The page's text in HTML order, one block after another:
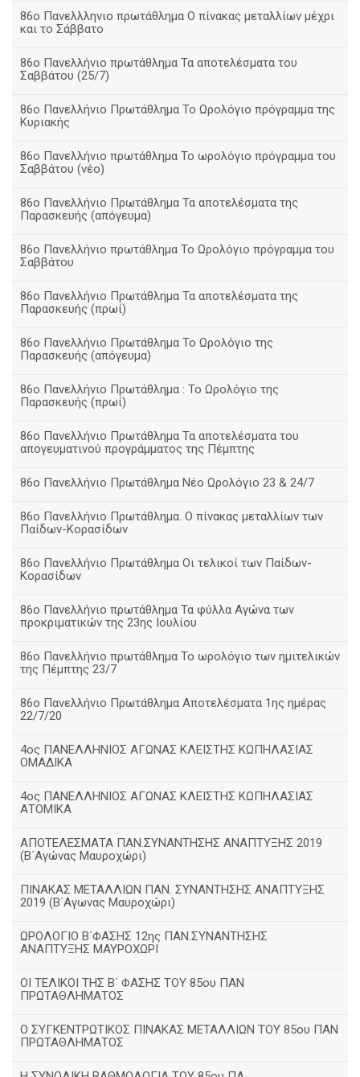
86ο Πανελλληνιο πρωτάθλημα Ο πίνακας μεταλλίων μέχρι
και το Σάββατο
86ο Πανελλήνιο πρωτάθλημα Τα αποτελέσματα του
Σαββάτου (25/7)
86o Πανελλήνιο Πρωτάθλημα Το Ωρολόγιο πρόγραμμα της
Κυριακής
86ο Πανελλήνιο πρωτάθλημα Το ωρολόγιο πρόγραμμα του
Σαββάτου (νέο)
86ο Πανελλήνιο Πρωτάθλημα Τα αποτελέσματα της
Παρασκευής (απόγευμα)
86ο Πανελλήνιο πρωτάθλημα Το Ωρολόγιο πρόγραμμα του
Σαββάτου
86ο Πανελλήνιο Πρωτάθλημα Τα αποτελέσματα της
Παρασκευής (πρωί)
86ο Πανελλήνιο Πρωτάθλημα Το Ωρολόγιο της
Παρασκευής (απόγευμα)
86ο Πανελλήνιο Πρωτάθλημα : Το Ωρολόγιο της
Παρασκευής (πρωί)
86ο Πανελλήνιο Πρωτάθλημα Τα αποτελέσματα του
απογευματινού προγράμματος της Πέμπτης
86ο Πανελλήνιο Πρωτάθλημα Νέο Ωρολόγιο 23 & 24/7
86ο Πανελλήνιο Πρωτάθλημα. Ο πίνακας μεταλλίων των
Παίδων-Κορασίδων
86ο Πανελλήνιο Πρωτάθλημα Οι τελικοί των Παίδων-
Κορασίδων
86ο Πανελλήνιο πρωτάθλημα Τα φύλλα Αγώνα των
προκριματικών της 23ης Ιουλίου
86ο Πανελλήνιο πρωτάθλημα Το ωρολόγιο των ημιτελικών
της Πέμπτης 23/7
86ο Πανελλήνιο Πρωτάθλημα Αποτελέσματα 1ης ημέρας
22/7/20
4ος ΠΑΝΕΛΛΗΝΙΟΣ ΑΓΩΝΑΣ ΚΛΕΙΣΤΗΣ ΚΩΠΗΛΑΣΙΑΣ
ΟΜΑΔΙΚΑ
4ος ΠΑΝΕΛΛΗΝΙΟΣ ΑΓΩΝΑΣ ΚΛΕΙΣΤΗΣ ΚΩΠΗΛΑΣΙΑΣ
ΑΤΟΜΙΚΑ
ΑΠΟΤΕΛΕΣΜΑΤΑ ΠΑΝ.ΣΥΝΑΝΤΗΣΗΣ ΑΝΑΠΤΥΞΗΣ 2019
(B΄Αγώνας Μαυροχώρι)
ΠΙΝΑΚΑΣ ΜΕΤΑΛΛΙΩΝ ΠΑΝ. ΣΥΝΑΝΤΗΣΗΣ ΑΝΑΠΤΥΞΗΣ
2019 (Β΄Αγωνας Μαυροχώρι)
ΩΡΟΛΟΓΙΟ Β΄ΦΑΣΗΣ 12ης ΠΑΝ.ΣΥΝΑΝΤΗΣΗΣ
ΑΝΑΠΤΥΞΗΣ ΜΑΥΡΟΧΩΡΙ
ΟΙ ΤΕΛΙΚΟΙ ΤΗΣ Β΄ ΦΑΣΗΣ ΤΟΥ 85ου ΠΑΝ
ΠΡΩΤΑΘΛΗΜΑΤΟΣ
Ο ΣΥΓΚΕΝΤΡΩΤΙΚΟΣ ΠΙΝΑΚΑΣ ΜΕΤΑΛΛΙΩΝ ΤΟΥ 85ου ΠΑΝ
ΠΡΩΤΑΘΛΗΜΑΤΟΣ